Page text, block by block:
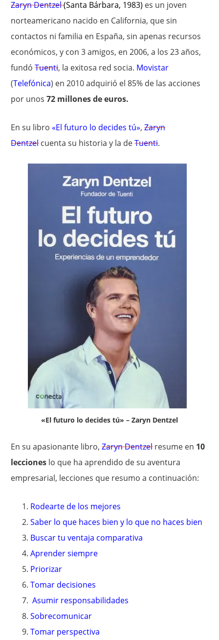
Zaryn Dentzel(Santa Bárbara, 1983) es un joven
norteamericano nacido en California, que sin
contactos ni familia en España, sin apenas recursos
económicos, y con 3 amigos, en 2006, a los 23 años,
fundóTuenti, la exitosa red socia. Movistar
(Telefónica) en 2010 adquirió el 85% de las acciones
por unos72 millones de euros.
En su libro«El futuro lo decides tú»,Zaryn
Dentzel cuenta su historia y la deTuenti.
«El futuro lo decides tú» – Zaryn Dentzel
En su apasionante libro,Zaryn Dentzel resume en 10
lecciones lo que ha aprendido de su aventura
empresarial, lecciones que resumo a continuación:
Rodearte de los mejores
Saber lo que haces bien y lo que no haces bien
Buscar tu ventaja comparativa
Aprender siempre
Priorizar
Tomar decisiones
Asumir responsabilidades
Sobrecomunicar
Tomar perspectiva